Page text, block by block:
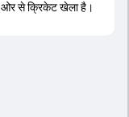
ओर से क्रिकेट खेला है।